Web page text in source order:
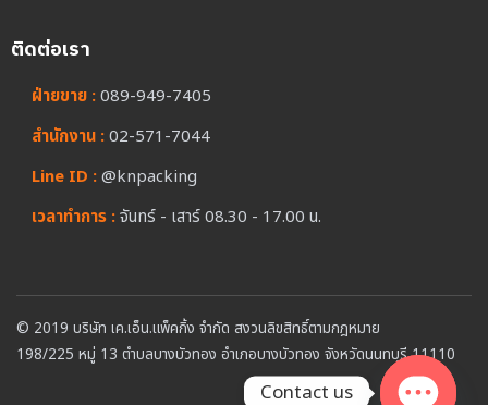
ติดต่อเรา
ฝ่ายขาย :089-949-7405
สำนักงาน :02-571-7044
Line ID :@knpacking
เวลาทำการ :จันทร์ - เสาร์ 08.30 - 17.00 น.
© 2019 บริษัท เค.เอ็น.แพ็คกิ้ง จำกัด สงวนลิขสิทธิ์ตามกฎหมาย
198/225 หมู่ 13 ตำบลบางบัวทอง อำเภอบางบัวทอง จังหวัดนนทบุรี 11110
Contact us